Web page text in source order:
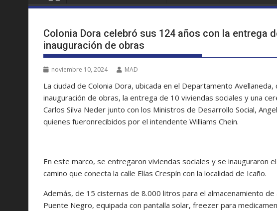
Colonia Dora celebró sus 124 años con la entrega
inauguración de obras
noviembre 10, 2024 MAD
La ciudad de Colonia Dora, ubicada en el Departamento
inauguración de obras, la entrega de 10 viviendas sociales y una
Carlos Silva Neder junto con los Ministros de Desarrollo Social,
quienes fueronrecibidos por el intendente Williams Chein.
En este marco, se entregaron viviendas sociales y se inauguraron
camino que conecta la calle Elías Crespín con la localidad de Icaño.
Además, de 15 cisternas de 8.000 litros para el almacenamiento
Puente Negro, equipada con pantalla solar, freezer para